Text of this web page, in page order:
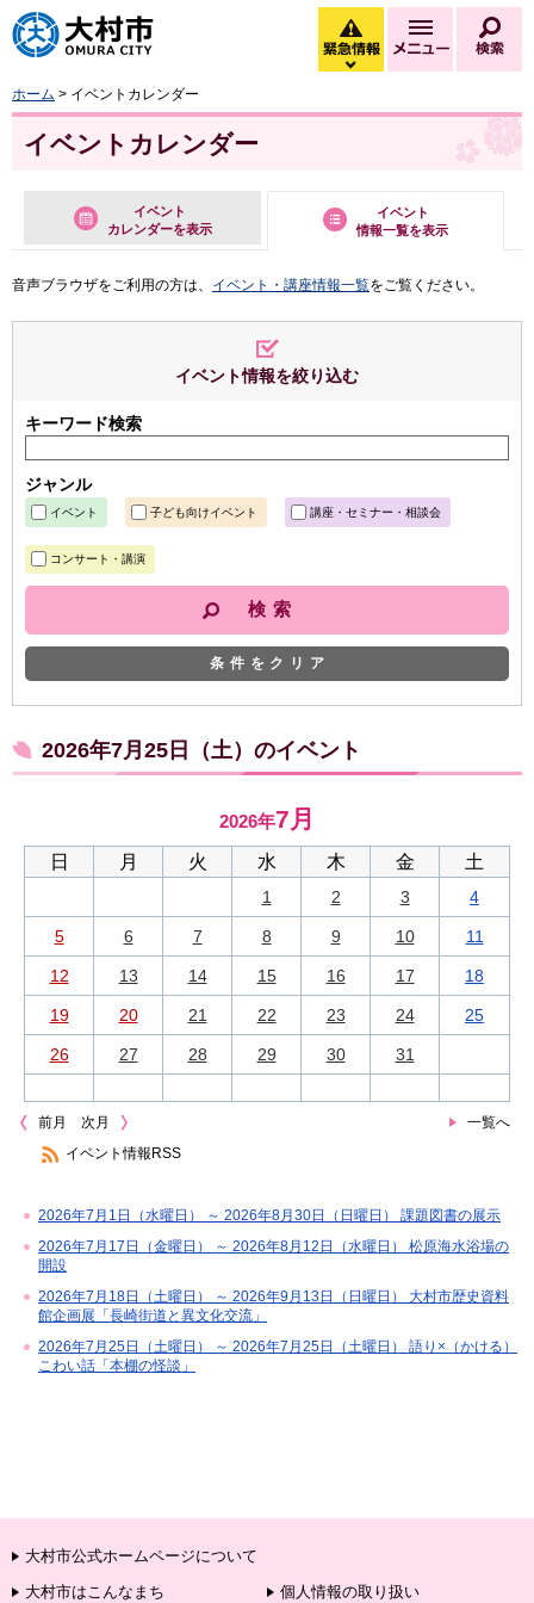
大村市
緊急情報
緊急情報を開く
メニュー
ホーム > イベントカレンダー
イベントカレンダー
イベント
カレンダーを表示
イベント
情報一覧を表示
音声ブラウザをご利用の方は、 イベント・講座情報一覧をご覧ください。
イベント情報を絞り込む
キーワード検索
ジャンル
イベント 子ども向けイベント 講座・セミナー・相談会
コンサート・講演
条件をクリア
2026年7月25日（土）のイベント
2026年7月
日 月 火 水 木 金 土
1 2 3 4
5 6 7 8 9 10 11
12 13 14 15 16 17 18
19 20 21 22 23 24 25
26 27 28 29 30 31
前月 一覧へ
次月
イベント情報RSS
2026年7月1日（水曜日） ～ 2026年8月30日（日曜日） 課題図書の展示
2026年7月17日（金曜日） ～ 2026年8月12日（水曜日） 松原海水浴場の
開設
2026年7月18日（土曜日） ～ 2026年9月13日（日曜日） 大村市歴史資料
館企画展「長崎街道と異文化交流」
2026年7月25日（土曜日） ～ 2026年7月25日（土曜日） 語り×（かける）
こわい話「本棚の怪談」
大村市公式ホームページについて
大村市はこんなまち
個人情報の取り扱い